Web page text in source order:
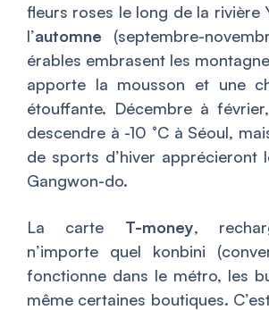
fleurs roses le long de la rivière
l’automne (septembre-
érables embrasent les
apporte la mousson et une
étouffante. Décembre à
descendre à -10 °C à Séoul,
de sports d’hiver apprécieront
Gangwon-do.
La carte T-money,
n’importe quel konbini
fonctionne dans le métro, les
même certaines boutiques.